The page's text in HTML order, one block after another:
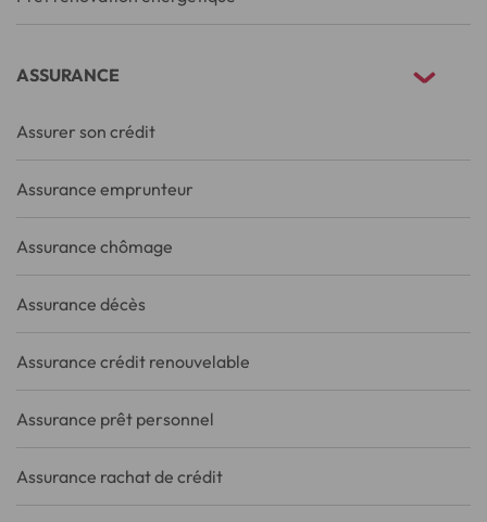
ASSURANCE
Assurer son crédit
Assurance emprunteur
Assurance chômage
Assurance décès
Assurance crédit renouvelable
Assurance prêt personnel
Assurance rachat de crédit